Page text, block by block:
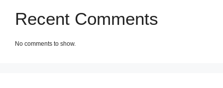
Recent Comments
No comments to show.